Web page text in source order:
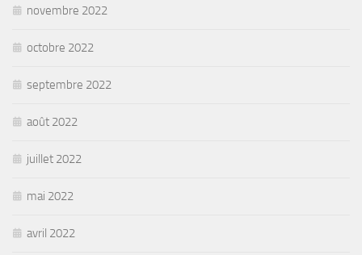
novembre 2022
octobre 2022
septembre 2022
août 2022
juillet 2022
mai 2022
avril 2022